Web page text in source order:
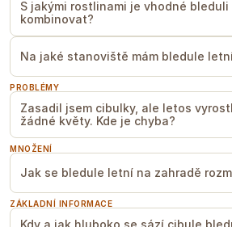
kytic.
používejte je prosím jen jako vodítko.
lišit v závislosti na ročním období,
vyzkoušet, jak daná rostlina funguje
S jakými rostlinami je vhodné
kombinovat?
Na jaké stanoviště mám bledule
PROBLÉMY
Zasadil jsem cibulky, ale letos
žádné květy. Kde je chyba?
MNOŽENÍ
Jak se bledule letní na zahradě
ZÁKLADNÍ INFORMACE
Kdy a jak hluboko se sází cibule